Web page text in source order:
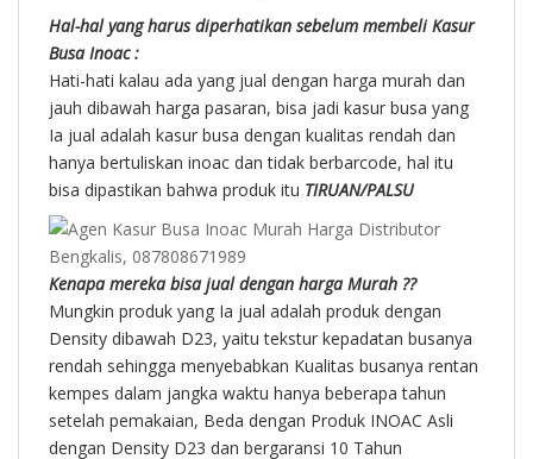
Hal-hal yang harus diperhatikan sebelum membeli Kasur
Busa Inoac :
Hati-hati kalau ada yang jual dengan harga murah dan
jauh dibawah harga pasaran, bisa jadi kasur busa yang
Ia jual adalah kasur busa dengan kualitas rendah dan
hanya bertuliskan inoac dan tidak berbarcode, hal itu
bisa dipastikan bahwa produk itu TIRUAN/PALSU
Kenapa mereka bisa jual dengan harga Murah ??
Mungkin produk yang Ia jual adalah produk dengan
Density dibawah D23, yaitu tekstur kepadatan busanya
rendah sehingga menyebabkan Kualitas busanya rentan
kempes dalam jangka waktu hanya beberapa tahun
setelah pemakaian, Beda dengan Produk INOAC Asli
dengan Density D23 dan bergaransi 10 Tahun